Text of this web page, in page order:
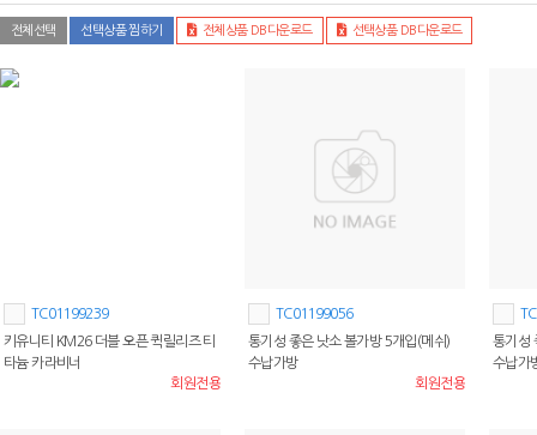
전체선택 선택상품 찜하기 전체상품 DB다운로드 선택상품 DB다운로드
TC01199239
키유니티 KM26 더블 오픈 퀵릴리즈 티
타늄 카라비너
회원전용
TC01199056
통기성 좋은 낫소 볼가방 5개입(메쉬)
수납가방
회원전용
통기성
수납가